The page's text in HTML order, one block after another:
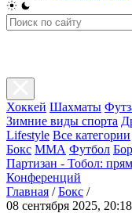
Хоккей Шахматы
Зимние виды спорта
Lifestyle Все категории
Бокс ММА Футбол
Партизан - Тобол:
Конференций
Главная / Бокс /
08 сентября 2025, 20:18